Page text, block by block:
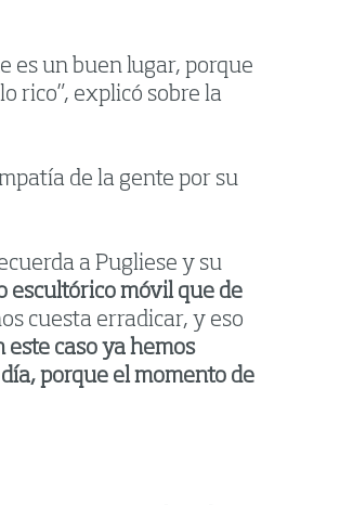
es un buen lugar, porque
rico”, explicó sobre la
de la gente por su
a Pugliese y su
escultórico móvil que de
cuesta erradicar, y eso
este caso ya hemos
porque el momento de